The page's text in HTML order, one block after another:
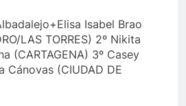
Isabel Brao
LAS TORRES) 2º Nikita
(CARTAGENA) 3º Casey
Cánovas (CIUDAD DE